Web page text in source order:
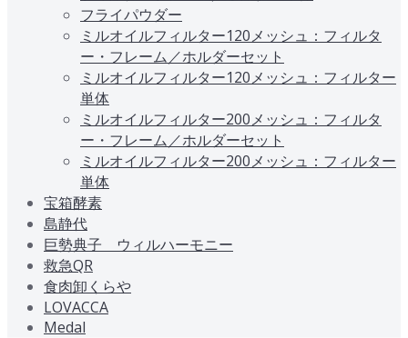
フライパウダー
ミルオイルフィルター120メッシュ：フィルタ
ー・フレーム／ホルダーセット
ミルオイルフィルター120メッシュ：フィルター
単体
ミルオイルフィルター200メッシュ：フィルタ
ー・フレーム／ホルダーセット
ミルオイルフィルター200メッシュ：フィルター
単体
宝箱酵素
島静代
巨勢典子 ウィルハーモニー
救急QR
食肉卸くらや
LOVACCA
Medal